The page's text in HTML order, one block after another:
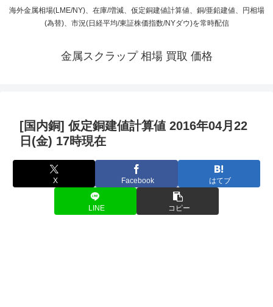
海外金属相場(LME/NY)、在庫/増減、仮定銅建値計算値、銅/亜鉛建値、円相場
(為替)、市況(日経平均/東証株価指数/NYダウ)を常時配信
金属スクラップ 相場 買取 価格
[国内銅] 仮定銅建値計算値 2016年04月22
日(金) 17時現在
X Facebook はてブ
LINE コピー